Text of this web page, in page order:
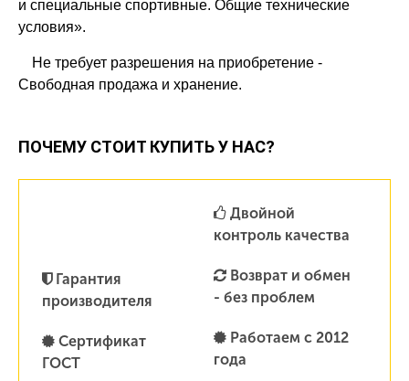
и специальные спортивные. Общие технические
условия».
Не требует разрешения на приобретение -
Свободная продажа и хранение.
ПОЧЕМУ СТОИТ КУПИТЬ У НАС?
Гарантия
производителя
Сертификат
ГОСТ
Двойной
контроль качества
Возврат и обмен
- без проблем
Работаем с 2012
года